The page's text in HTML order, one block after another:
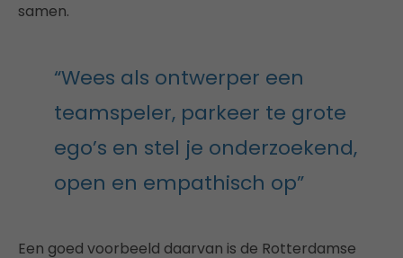
samen.
“Wees als ontwerper een
teamspeler, parkeer te grote
ego’s en stel je onderzoekend,
open en empathisch op”
Een goed voorbeeld daarvan is de Rotterdamse